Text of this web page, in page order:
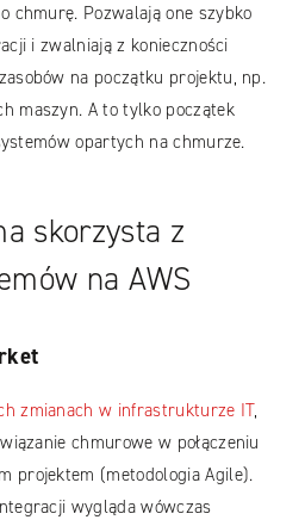
chmurę. Pozwalają one szybko
i zwalniają z konieczności
na początku projektu, np.
maszyn. A to tylko początek
opartych na chmurze.
skorzysta z
na AWS
zmianach w infrastrukturze IT,
chmurowe w połączeniu
projektem (metodologia Agile).
wygląda wówczas